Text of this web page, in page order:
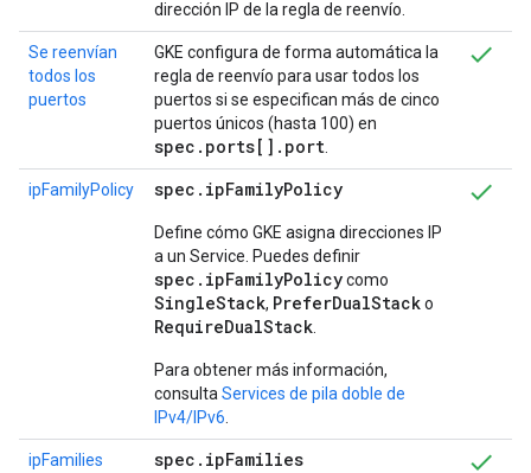
dirección IP de la regla de reenvío.
Se reenvían
todos los
puertos
GKE configura de forma automática la
regla de reenvío para usar todos los
puertos si se especifican más de cinco
puertos únicos (hasta 100) en
spec.ports[].port
ipFamilyPolicy spec.ipFamilyPolicy
Define cómo GKE asigna direcciones IP
a un Service. Puedes definir
spec.ipFamilyPolicycomo
SingleStack, PreferDualStacko
RequireDualStack
Para obtener más información,
consulta Services de pila doble de
IPv4/IPv6
ipFamilies
spec.ipFamilies